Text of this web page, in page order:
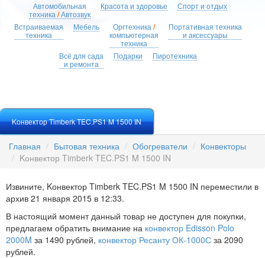
Автомобильная
техника /Автозвук
Красота и здоровье Спорт и отдых
Встраиваемая
техника
Мебель Оргтехника /
компьютерная
техника
Портативная техника
и аксессуары
Всё для сада
и ремонта
Подарки Пиротехника
Kонвектор Timberk TEC.PS1 M 1500 IN
Главная Бытовая техника Обогреватели
Конвекторы
Kонвектор Timberk TEC.PS1 M 1500 IN
Извините, Kонвектор Timberk TEC.PS1 M 1500 IN переместили в
архив 21 января 2015 в 12:33.
В настоящий момент данный товар не доступен для покупки,
предлагаем обратить внимание на конвектор Edisson Polo
2000M за 1490 рублей, конвектор Ресанту ОК-1000С за 2090
рублей.